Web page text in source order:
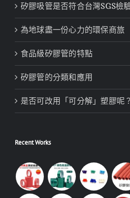
矽膠吸管是否符合台灣SGS檢
為地球盡一份心力的環保商旅
食品級矽膠管的特點
矽膠管的分類和應用
是否可改用「可分解」塑膠呢
Recent Works